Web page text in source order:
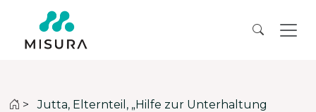
>
Jutta, Elternteil, „Hilfe zur Unterhaltung